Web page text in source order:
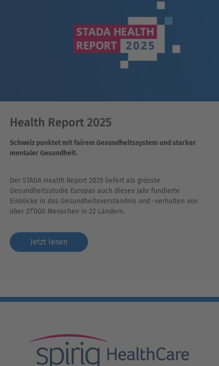
Health Report 2025
Schweiz punktet mit fairem Gesundheitssystem und starker
mentaler Gesundheit.
Der STADA Health Report 2025 liefert als grösste
Gesundheitsstudie Europas auch dieses Jahr fundierte
Einblicke in das Gesundheitsverständnis und -verhalten von
über 27’000 Menschen in 22 Ländern.
Jetzt lesen